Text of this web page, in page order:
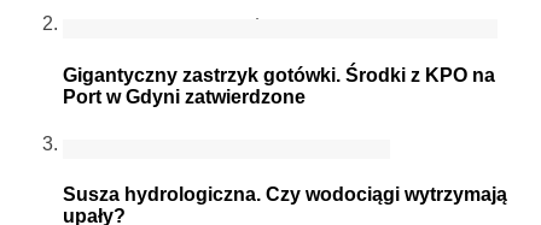
Gigantyczny zastrzyk gotówki. Środki z KPO na
Port w Gdyni zatwierdzone
Susza hydrologiczna. Czy wodociągi wytrzymają
upały?